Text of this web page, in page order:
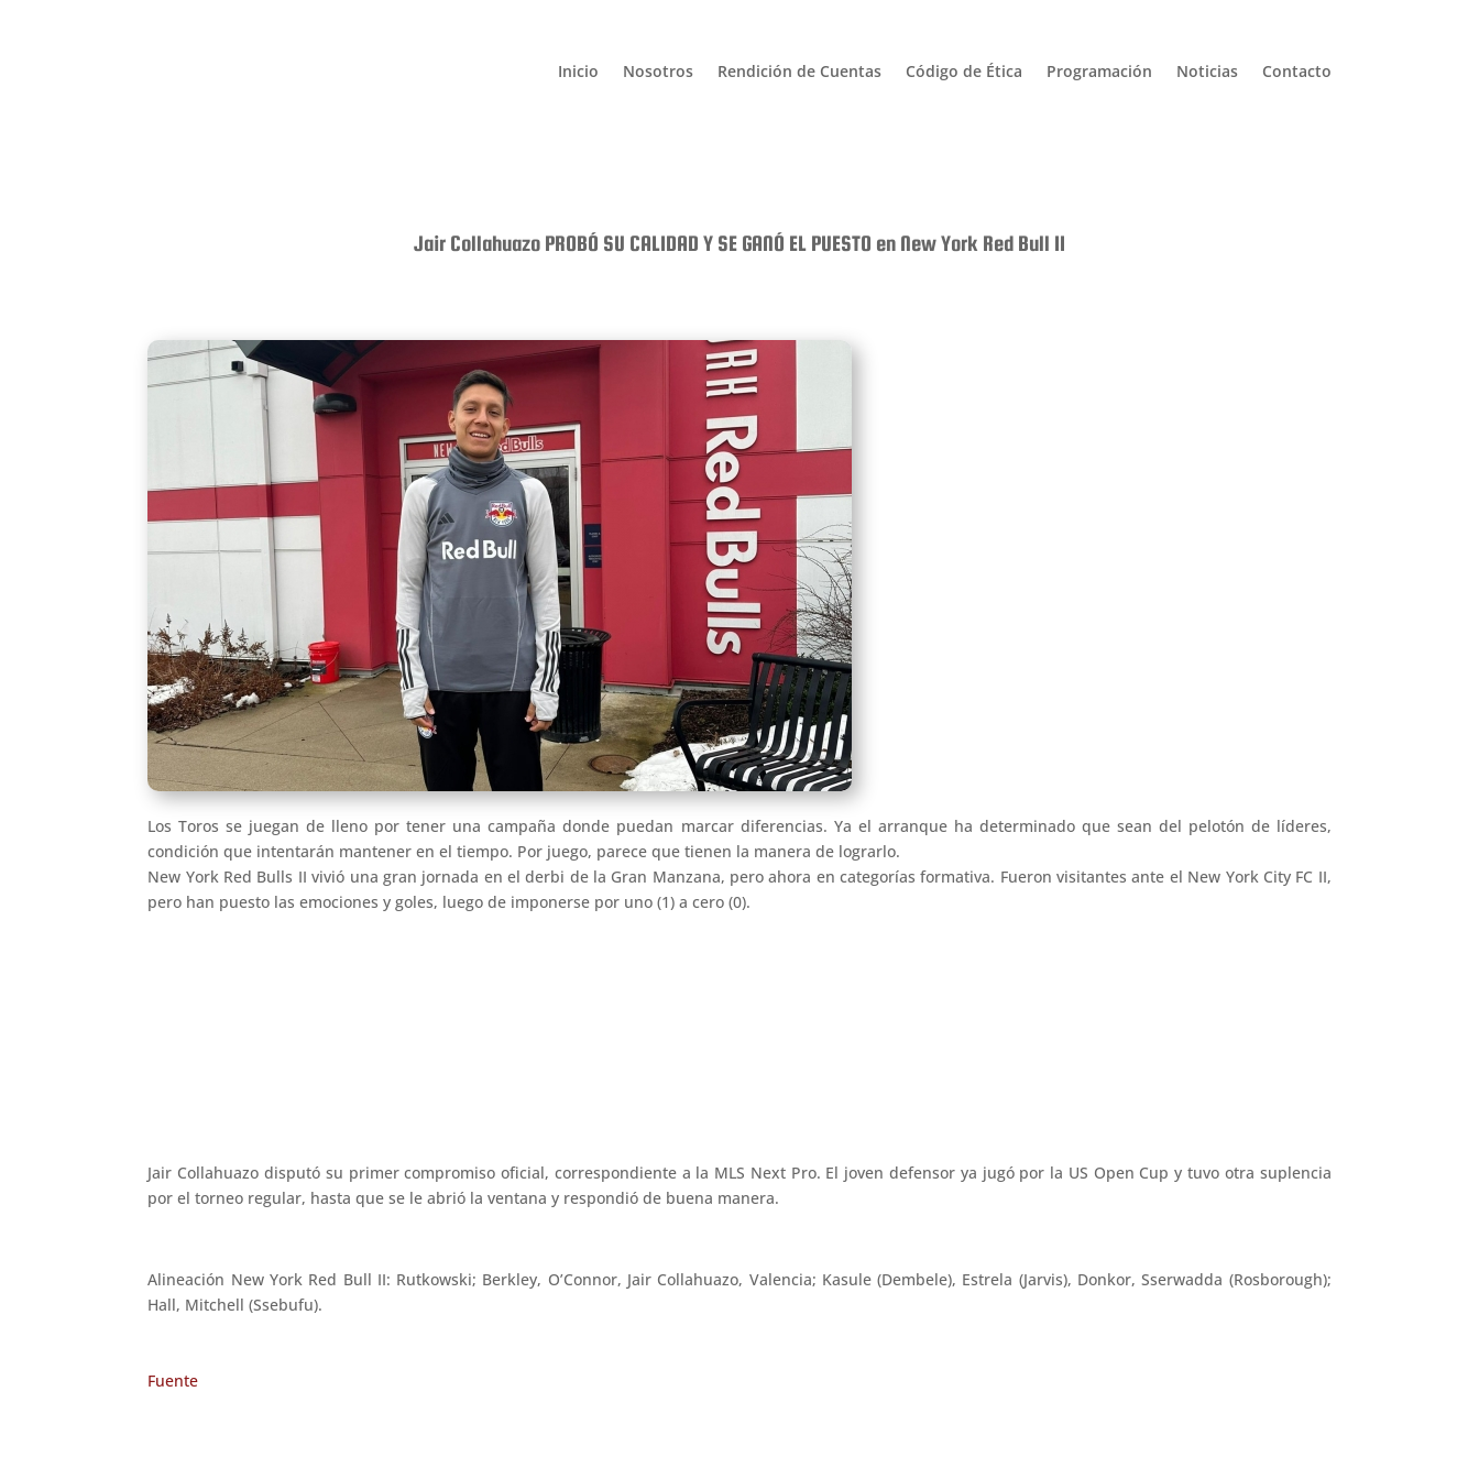
Inicio Nosotros Rendición de Cuentas Código de Ética Programación Noticias Contacto
Jair Collahuazo PROBÓ SU CALIDAD Y SE GANÓ EL PUESTO en New York Red Bull II
Los Toros se juegan de lleno por tener una campaña donde puedan marcar diferencias. Ya el arranque ha determinado que sean del pelotón de líderes,
condición que intentarán mantener en el tiempo. Por juego, parece que tienen la manera de lograrlo.
New York Red Bulls II vivió una gran jornada en el derbi de la Gran Manzana, pero ahora en categorías formativa. Fueron visitantes ante el New York City FC II,
pero han puesto las emociones y goles, luego de imponerse por uno (1) a cero (0).
Jair Collahuazo disputó su primer compromiso oficial, correspondiente a la MLS Next Pro. El joven defensor ya jugó por la US Open Cup y tuvo otra suplencia
por el torneo regular, hasta que se le abrió la ventana y respondió de buena manera.
Alineación New York Red Bull II: Rutkowski; Berkley, O’Connor, Jair Collahuazo, Valencia; Kasule (Dembele), Estrela (Jarvis), Donkor, Sserwadda (Rosborough);
Hall, Mitchell (Ssebufu).
Fuente